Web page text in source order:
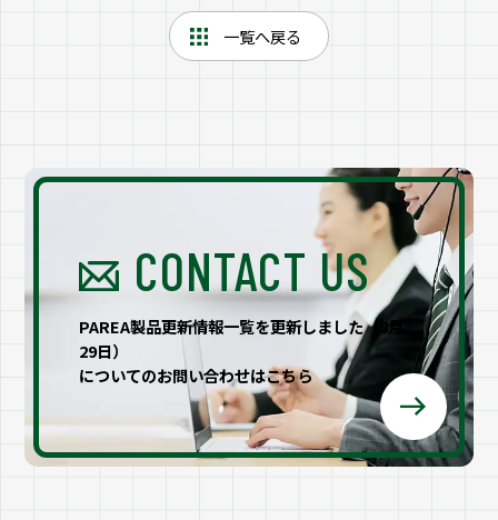
一覧へ戻る
CONTACT US
PAREA製品更新情報一覧を更新しました（8月
29日）
についてのお問い合わせはこちら